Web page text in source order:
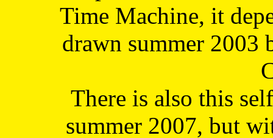
Time Machine, it
drawn summer 2003
There is also this
summer 2007, but